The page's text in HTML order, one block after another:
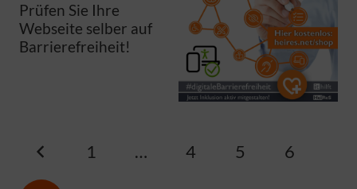
Prüfen Sie Ihre
Webseite selber auf
Barrierefreiheit!
1 … 4 5 6